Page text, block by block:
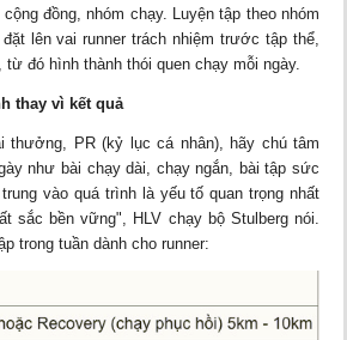
đồng, nhóm chạy. Luyện tập theo nhóm
lên vai runner trách nhiệm trước tập thể,
từ đó hình thành thói quen chạy mỗi ngày.
thay vì kết quả
thưởng, PR (kỷ lục cá nhân), hãy chú tâm
như bài chạy dài, chạy ngắn, bài tập sức
vào quá trình là yếu tố quan trọng nhất
sắc bền vững", HLV chạy bộ Stulberg nói.
trong tuần dành cho runner: